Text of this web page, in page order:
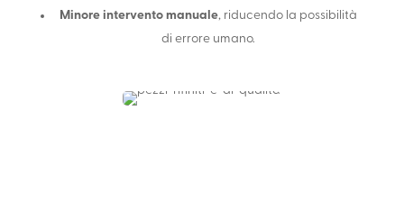
Minore intervento manuale, riducendo la possibilità
di errore umano.